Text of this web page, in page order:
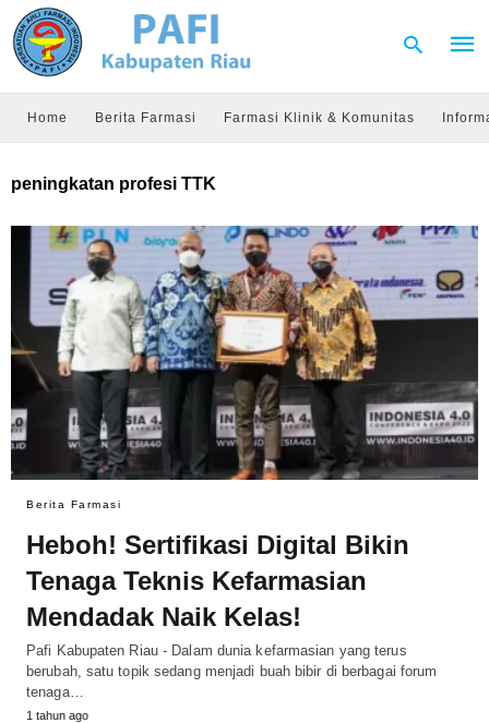
and
Home Berita Farmasi Farmasi Klinik & Komunitas
peningkatan profesi TTK
Berita Farmasi
Heboh! Sertifikasi Digital Bikin
Tenaga Teknis Kefarmasian
Mendadak Naik Kelas!
Pafi Kabupaten Riau - Dalam dunia kefarmasian yang terus
berubah, satu topik sedang menjadi buah bibir di berbagai forum
tenaga…
1 tahun ago